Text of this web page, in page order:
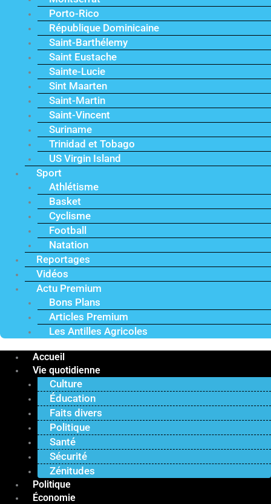
Porto-Rico
République Dominicaine
Saint-Barthélemy
Saint Eustache
Sainte-Lucie
Sint Maarten
Saint-Martin
Saint-Vincent
Suriname
Trinidad et Tobago
US Virgin Island
Sport
Athlétisme
Basket
Cyclisme
Football
Natation
Reportages
Vidéos
Actu Premium
Bons Plans
Articles Premium
Les Antilles Agricoles
Accueil
Vie quotidienne
Culture
Éducation
Faits divers
Politique
Santé
Sécurité
Zénitudes
Politique
Économie